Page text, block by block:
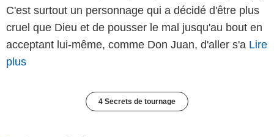
C'est surtout un personnage qui a décidé d'être plus
cruel que Dieu et de pousser le mal jusqu'au bout en
acceptant lui-même, comme Don Juan, d'aller s'a Lire
plus
4 Secrets de tournage